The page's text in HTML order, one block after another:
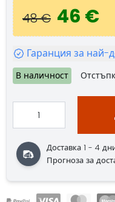
48 € 46 €
Гаранция за най-
В наличност
Доставка 1 - 4
Прогноза за